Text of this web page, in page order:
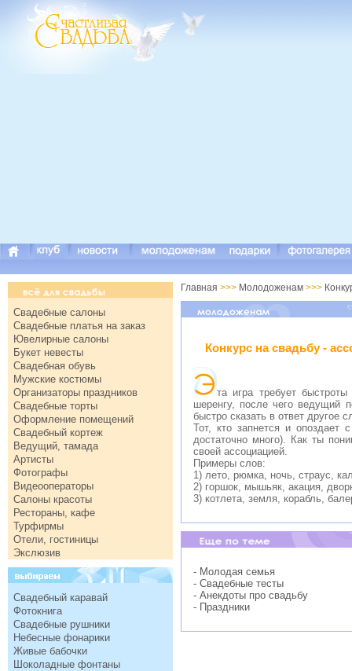
Свадебные салоны
Свадебные платья на заказ
Ювелирные салоны
Букет невесты
Свадебная обувь
Мужские костюмы
Организаторы праздников
Свадебные торты
Оформление помещений
Свадебный кортеж
Ведущий, тамада
Артисты
Фотографы
Видеооператоры
Салоны красоты
Рестораны, кафе
Турфирмы
Отели, гостиницы
Экслюзив
Свадебный каравай
Фотокнига
Свадебные рушники
Небесные фонарики
Живые бабочки
Шоколадные фонтаны
Главная >>> Молодоженам >>>
Конкурс на свадьбу -
та игра требует
шеренгу, после чего ведущий
быстро сказать в ответ другое
Тот, кто запнется и опоздает
достаточно много). Как ты
своей ассоциацией.
Примеры слов:
1) лето, рюмка, ночь, страус,
2) горшок, мышьяк, акация,
3) котлета, земля, корабль,
- Молодая семья
- Свадебные тесты
- Анекдоты про свадьбу
- Праздники